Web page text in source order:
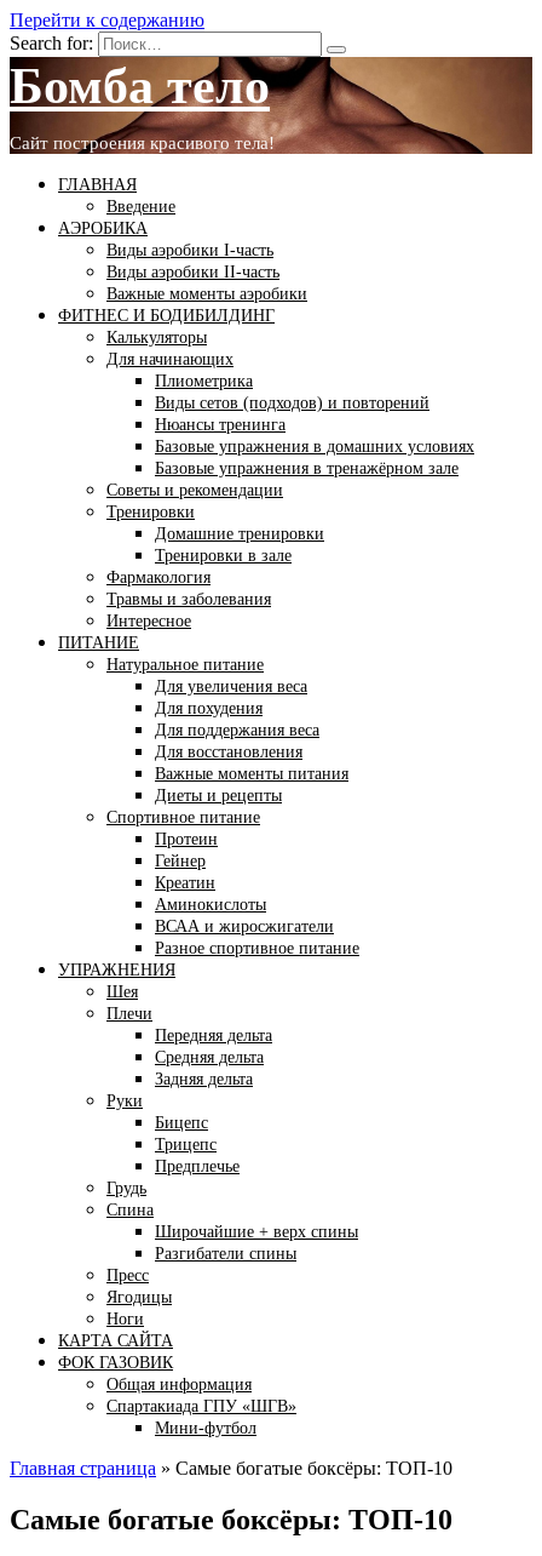
Перейти к содержанию
Search for:
Бомба тело
Сайт построения красивого тела!
ГЛАВНАЯ
Введение
АЭРОБИКА
Виды аэробики І-часть
Виды аэробики ІІ-часть
Важные моменты аэробики
ФИТНЕС И БОДИБИЛДИНГ
Калькуляторы
Для начинающих
Плиометрика
Виды сетов (подходов) и повторений
Нюансы тренинга
Базовые упражнения в домашних условиях
Базовые упражнения в тренажёрном зале
Советы и рекомендации
Тренировки
Домашние тренировки
Тренировки в зале
Фармакология
Травмы и заболевания
Интересное
ПИТАНИЕ
Натуральное питание
Для увеличения веса
Для похудения
Для поддержания веса
Для восстановления
Важные моменты питания
Диеты и рецепты
Спортивное питание
Протеин
Гейнер
Креатин
Аминокислоты
ВСАА и жиросжигатели
Разное спортивное питание
УПРАЖНЕНИЯ
Шея
Плечи
Передняя дельта
Средняя дельта
Задняя дельта
Руки
Бицепс
Трицепс
Предплечье
Грудь
Спина
Широчайшие + верх спины
Разгибатели спины
Пресс
Ягодицы
Ноги
КАРТА САЙТА
ФОК ГАЗОВИК
Общая информация
Спартакиада ГПУ «ШГВ»
Мини-футбол
Главная страница » Самые богатые боксёры: ТОП-10
Самые богатые боксёры: ТОП-10